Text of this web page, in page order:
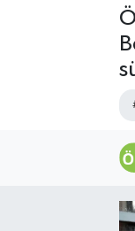
İzmir Trafik
Süper Lig
Son Dakika
Haber Arşivi